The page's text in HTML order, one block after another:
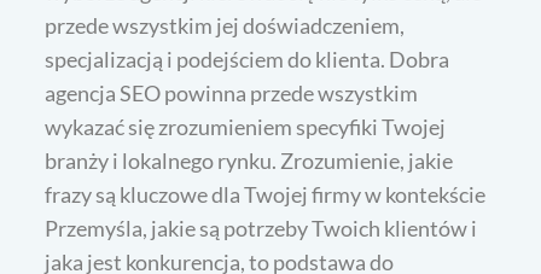
przede wszystkim jej doświadczeniem,
specjalizacją i podejściem do klienta. Dobra
agencja SEO powinna przede wszystkim
wykazać się zrozumieniem specyfiki Twojej
branży i lokalnego rynku. Zrozumienie, jakie
frazy są kluczowe dla Twojej firmy w kontekście
Przemyśla, jakie są potrzeby Twoich klientów i
jaka jest konkurencja, to podstawa do